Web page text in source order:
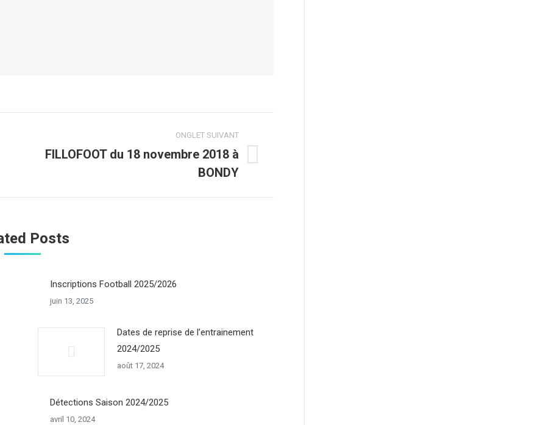
ONGLET SUIVANT
Onglet
FILLOFOOT du 18 novembre 2018 à
BONDY
Posts
Inscriptions Football 2025/2026
juin 13, 2025
Dates de reprise de l’entrainement
2024/2025
août 17, 2024
Détections Saison 2024/2025
avril 10, 2024